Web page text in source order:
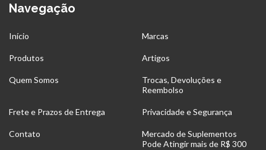
Navegação
Início Marcas
Produtos Artigos
Quem Somos
Trocas, Devoluções e
Reembolso
Frete e Prazos de Entrega Privacidade e Segurança
Contato
Mercado de Suplementos
Pode Atingir mais de R$ 300